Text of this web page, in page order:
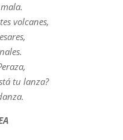
volcanes,
tu lanza?